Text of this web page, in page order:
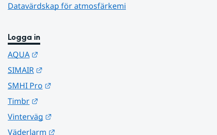
Datavärdskap för atmosfärkemi
Logga in
AQUA
SIMAIR
SMHI Pro
Timbr
Vinterväg
Väderlarm